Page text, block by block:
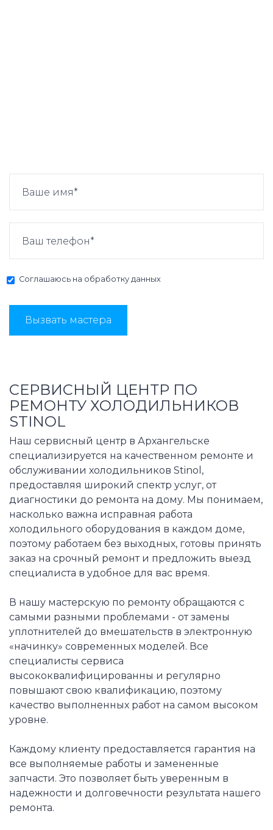
Соглашаюсь на обработку данных
Вызвать мастера
СЕРВИСНЫЙ ЦЕНТР ПО
РЕМОНТУ ХОЛОДИЛЬНИКОВ
STINOL
Наш сервисный центр в Архангельске
специализируется на качественном ремонте и
обслуживании холодильников Stinol,
предоставляя широкий спектр услуг, от
диагностики до ремонта на дому. Мы понимаем,
насколько важна исправная работа
холодильного оборудования в каждом доме,
поэтому работаем без выходных, готовы принять
заказ на срочный ремонт и предложить выезд
специалиста в удобное для вас время.
В нашу мастерскую по ремонту обращаются с
самыми разными проблемами - от замены
уплотнителей до вмешательств в электронную
«начинку» современных моделей. Все
специалисты сервиса
высококвалифицированны и регулярно
повышают свою квалификацию, поэтому
качество выполненных работ на самом высоком
уровне.
Каждому клиенту предоставляется гарантия на
все выполняемые работы и замененные
запчасти. Это позволяет быть уверенным в
надежности и долговечности результата нашего
ремонта.